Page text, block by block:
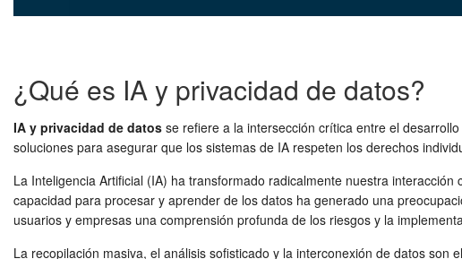
¿Qué es IA y privacidad de datos?
IA y privacidad de datos se refiere a la intersección crítica entre el
soluciones para asegurar que los sistemas de IA respeten los derechos
La Inteligencia Artificial (IA) ha transformado radicalmente nuestra
capacidad para procesar y aprender de los datos ha generado una
usuarios y empresas una comprensión profunda de los riesgos y la
La recopilación masiva, el análisis sofisticado y la interconexión de datos